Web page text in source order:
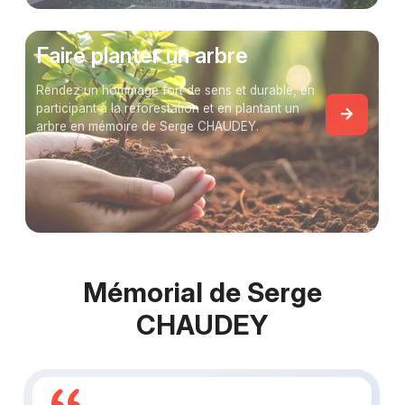
Faire planter un arbre
Rendez un hommage fort de sens et durable, en
participant à la reforestation et en plantant un
arbre en mémoire de Serge CHAUDEY.
Mémorial de Serge
CHAUDEY